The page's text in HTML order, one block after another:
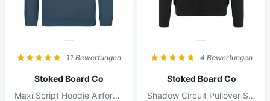
11 Bewertungen
Stoked Board Co
Maxi Script Hoodie Airforce Blue
4 Bewertungen
Stoked Board Co
Shadow Circuit Pullover Schwarz